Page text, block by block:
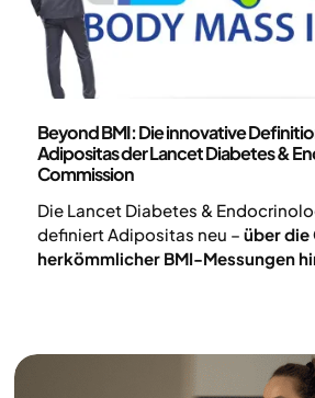
Beyond BMI: Die innovative
Adipositas der Lancet Diabetes &
Commission
Die Lancet Diabetes &
definiert Adipositas neu – über die
herkömmlicher BMI-Messungen